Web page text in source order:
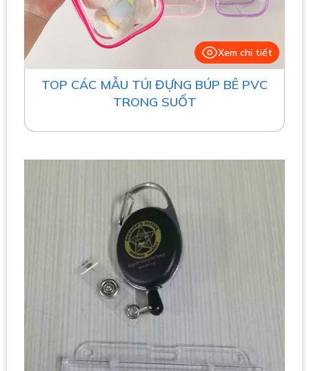
Xem chi tiết
TOP CÁC MẪU TÚI ĐỰNG BÚP BÊ PVC
TRONG SUỐT